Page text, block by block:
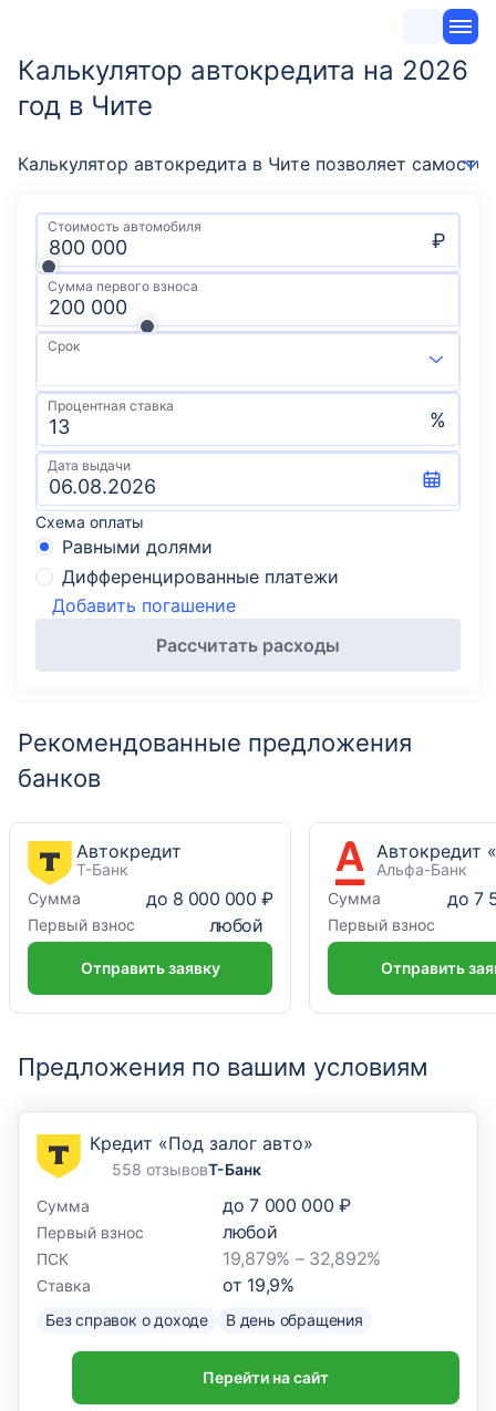
Калькулятор автокредита на 2026
год в Чите
Калькулятор автокредита в Чите позволяет
Стоимость автомобиля
₽
Сумма первого взноса
Срок
Процентная ставка
%
Дата выдачи
Схема оплаты
Равными долями
Дифференцированные платежи
Добавить погашение
Рассчитать расходы
Рекомендованные предложения
банков
Автокредит
Т-Банк
Сумма
до 8 000 000 ₽
Первый взнос любой
Отправить заявку
Альфа-Банк
Сумма
до 7
Первый взнос
Отправить
Предложения по вашим условиям
Кредит «Под залог авто»
558 отзывовТ-Банк
Сумма
до 7 000 000 ₽
Первый взнос любой
ПСК 19,879% – 32,892%
Ставка от 19,9%
Без справок о доходе В день обращения
Перейти на сайт